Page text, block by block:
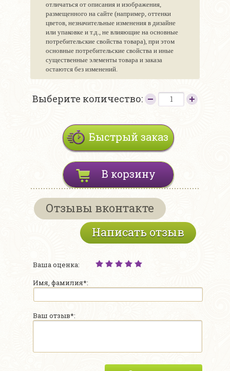
отличаться от описания и изображения,
размещенного на сайте (например, оттенки
цветов, незначительные изменения в дизайне
или упаковке и т.д., не влияющие на основные
потребительские свойства товара), при этом
основные потребительские свойства и иные
существенные элементы товара и заказа
остаются без изменений.
Выберите количество:
Быстрый заказ
В корзину
Отзывы вконтакте
Написать отзыв
Ваша оценка:
Имя, фамилия*:
Ваш отзыв*: